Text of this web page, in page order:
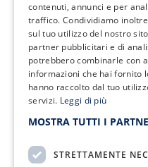
Email:
smacampaniaspa@pec.it –
b
t
t
e
r
t
a
g
r
a
m
t
u
b
e
contenuti, annunci e per
traffico. Condividiamo
sul tuo utilizzo del nostro
partner pubblicitari e di
potrebbero combinarle con
informazioni che hai fornito
hanno raccolto dal tuo
servizi. Leggi di più
MOSTRA TUTTI I
STRETTAMENTE